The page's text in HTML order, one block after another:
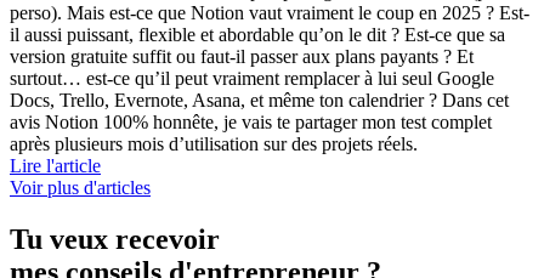
perso). Mais est-ce que Notion vaut vraiment le coup en 2025 ? Est-
il aussi puissant, flexible et abordable qu’on le dit ? Est-ce que sa
version gratuite suffit ou faut-il passer aux plans payants ? Et
surtout… est-ce qu’il peut vraiment remplacer à lui seul Google
Docs, Trello, Evernote, Asana, et même ton calendrier ? Dans cet
avis Notion 100% honnête, je vais te partager mon test complet
après plusieurs mois d’utilisation sur des projets réels.
Lire l'article
Voir plus d'articles
Tu veux recevoir
mes conseils d'entrepreneur ?